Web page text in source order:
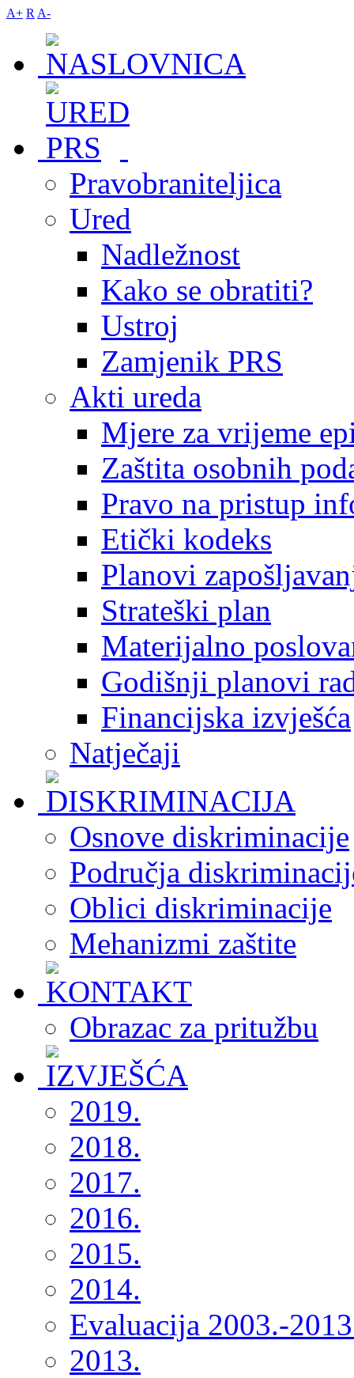
A+ R A-
Pravobraniteljica
Ured
Nadležnost
Kako se obratiti?
Ustroj
Zamjenik PRS
Akti ureda
Mjere za vrijeme
Zaštita osobnih
Pravo na pristup
Etički kodeks
Planovi
Strateški plan
Materijalno
Godišnji planovi
Financijska izvješća
Natječaji
Osnove diskriminacije
Područja
Oblici diskriminacije
Mehanizmi zaštite
Obrazac za pritužbu
2019.
2018.
2017.
2016.
2015.
2014.
Evaluacija 2003.-
2013.